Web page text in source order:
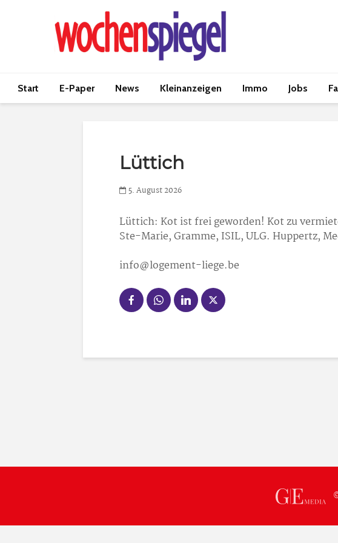
Start E-Paper News Kleinanzeigen Immo Jobs
Lüttich
5. August 2026
Lüttich: Kot ist frei geworden! Kot zu
Ste-Marie, Gramme, ISIL, ULG. Huppertz,
info@logement-liege.be